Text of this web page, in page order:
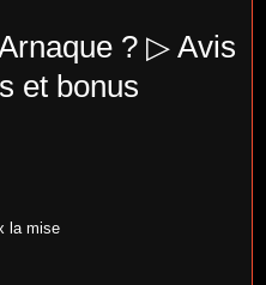
? ▷ Avis
et bonus
la mise